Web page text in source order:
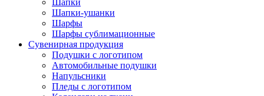
Шапки
Шапки-ушанки
Шарфы
Шарфы сублимационные
Сувенирная продукция
Подушки с логотипом
Автомобильные подушки
Напульсники
Пледы с логотипом